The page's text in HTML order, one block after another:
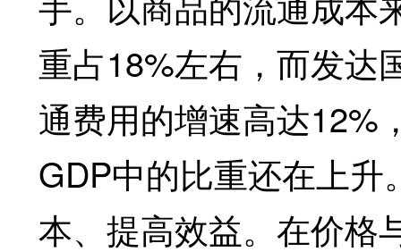
重占18%左右，而发
通费用的增速高达12%
GDP中的比重还在上
本、提高效益。在价格